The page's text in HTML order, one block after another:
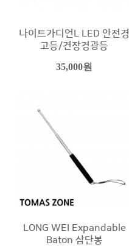
나이트가디언L LED 안전경
고등/견장경광등
35,000원
LONG WEI Expandable
Baton 삼단봉